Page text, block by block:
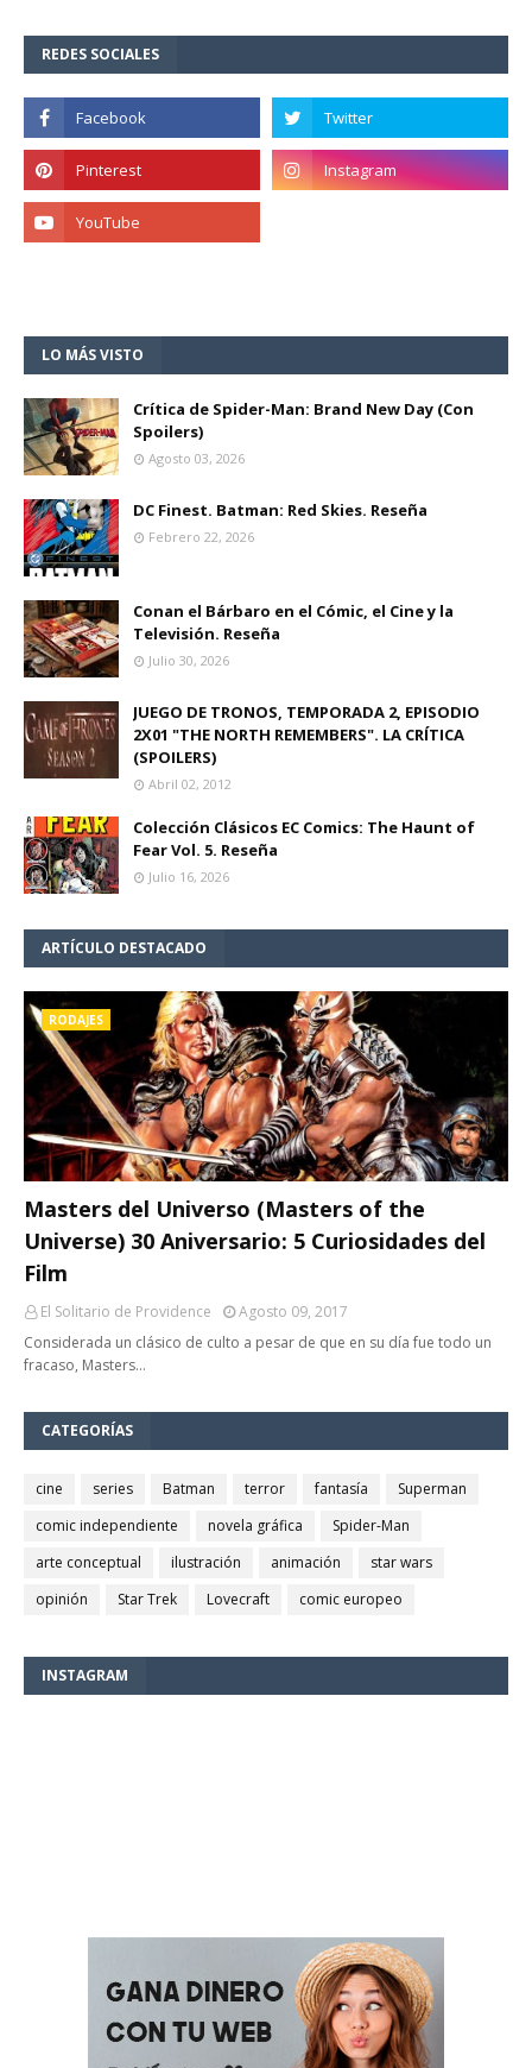
REDES SOCIALES
LO MÁS VISTO
Crítica de Spider-Man: Brand New Day (Con
Spoilers)
Agosto 03, 2026
DC Finest. Batman: Red Skies. Reseña
Febrero 22, 2026
Conan el Bárbaro en el Cómic, el Cine y la
Televisión. Reseña
Julio 30, 2026
JUEGO DE TRONOS, TEMPORADA 2, EPISODIO
2X01 "THE NORTH REMEMBERS". LA CRÍTICA
(SPOILERS)
Abril 02, 2012
Colección Clásicos EC Comics: The Haunt of
Fear Vol. 5. Reseña
Julio 16, 2026
ARTÍCULO DESTACADO
RODAJES
Masters del Universo (Masters of the
Universe) 30 Aniversario: 5 Curiosidades del
Film
El Solitario de Providence
Agosto 09, 2017
Considerada un clásico de culto a pesar de que en su día fue todo un
fracaso, Masters…
CATEGORÍAS
cine series Batman terror fantasía
Superman
comic independiente
novela gráfica
Spider-Man
arte conceptual
ilustración animación
star wars
opinión
Star Trek Lovecraft comic europeo
INSTAGRAM